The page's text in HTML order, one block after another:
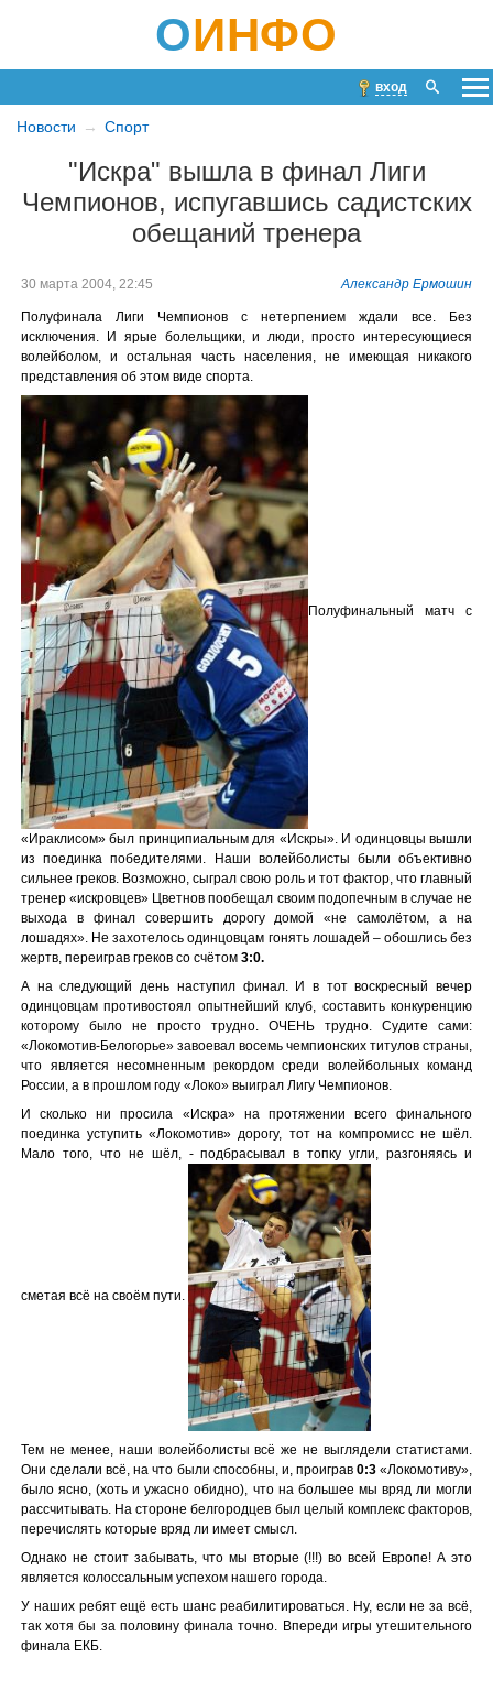
ОИНФО
вход
Новости Спорт
"Искра" вышла в финал Лиги
Чемпионов, испугавшись садистских
обещаний тренера
Александр Ермошин
30 марта 2004, 22:45
Полуфинала Лиги Чемпионов с нетерпением ждали все. Без
исключения. И ярые болельщики, и люди, просто интересующиеся
волейболом, и остальная часть населения, не имеющая никакого
представления об этом виде спорта.
Полуфинальный матч с
«Ираклисом» был принципиальным для «Искры». И одинцовцы вышли
из поединка победителями. Наши волейболисты были объективно
сильнее греков. Возможно, сыграл свою роль и тот фактор, что главный
тренер «искровцев» Цветнов пообещал своим подопечным в случае не
выхода в финал совершить дорогу домой «не самолётом, а на
лошадях». Не захотелось одинцовцам гонять лошадей – обошлись без
жертв, переиграв греков со счётом 3:0.
А на следующий день наступил финал. И в тот воскресный вечер
одинцовцам противостоял опытнейший клуб, составить конкуренцию
которому было не просто трудно. ОЧЕНЬ трудно. Судите сами:
«Локомотив-Белогорье» завоевал восемь чемпионских титулов страны,
что является несомненным рекордом среди волейбольных команд
России, а в прошлом году «Локо» выиграл Лигу Чемпионов.
И сколько ни просила «Искра» на протяжении всего финального
поединка уступить «Локомотив» дорогу, тот на компромисс не шёл.
Мало того, что не шёл, - подбрасывал в топку угли, разгоняясь и
сметая всё на своём пути.
Тем не менее, наши волейболисты всё же не выглядели статистами.
Они сделали всё, на что были способны, и, проиграв 0:3«Локомотиву»,
было ясно, (хоть и ужасно обидно), что на большее мы вряд ли могли
рассчитывать. На стороне белгородцев был целый комплекс факторов,
перечислять которые вряд ли имеет смысл.
Однако не стоит забывать, что мы вторые (!!!) во всей Европе! А это
является колоссальным успехом нашего города.
У наших ребят ещё есть шанс реабилитироваться. Ну, если не за всё,
так хотя бы за половину финала точно. Впереди игры утешительного
финала ЕКБ.